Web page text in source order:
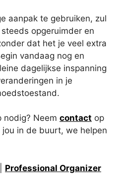
aanpak te gebruiken, zul
opgeruimder en
dat het je veel extra
vandaag nog en
dagelijkse inspanning
in je
nodig? Neem contact op
in de buurt, we helpen
Professional Organizer